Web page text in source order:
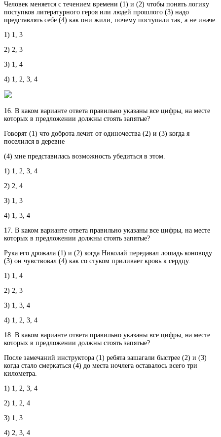
Человек меняется с течением времени (1) и (2) чтобы понять логику
поступков литературного героя или людей прошлого (3) надо
представлять себе (4) как они жили, почему поступали так, а не иначе.
1) 1, 3
2) 2, 3
3) 1, 4
4) 1, 2, 3, 4
16. В каком варианте ответа правильно указаны все цифры, на месте
которых в предложении должны стоять запятые?
Говорят (1) что доброта лечит от одиночества (2) и (3) когда я
поселился в деревне
(4) мне представилась возможность убедиться в этом.
1) 1, 2, 3, 4
2) 2, 4
3) 1, 3
4) 1, 3, 4
17. В каком варианте ответа правильно указаны все цифры, на месте
которых в предложении должны стоять запятые?
Рука его дрожала (1) и (2) когда Николай передавал лошадь коноводу
(3) он чувствовал (4) как со стуком приливает кровь к сердцу.
1) 1, 4
2) 2, 3
3) 1, 3, 4
4) 1, 2, 3, 4
18. В каком варианте ответа правильно указаны все цифры, на месте
которых в предложении должны стоять запятые?
После замечаний инструктора (1) ребята зашагали быстрее (2) и (3)
когда стало смеркаться (4) до места ночлега оставалось всего три
километра.
1) 1, 2, 3, 4
2) 1, 2, 4
3) 1, 3
4) 2, 3, 4